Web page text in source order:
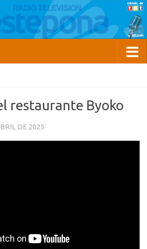
restaurante Byoko
DE 2025